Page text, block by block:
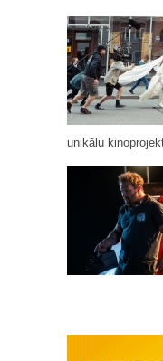
unikālu